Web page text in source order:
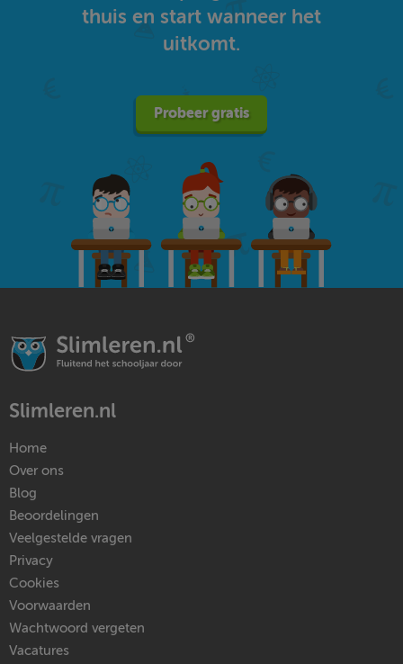
thuis en start wanneer het
uitkomt.
Probeer gratis
Slimleren.nl
Home
Over ons
Blog
Beoordelingen
Veelgestelde vragen
Privacy
Cookies
Voorwaarden
Wachtwoord vergeten
Vacatures